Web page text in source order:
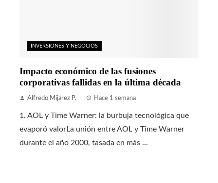
INVERSIONES Y NEGOCIOS
Impacto económico de las fusiones
corporativas fallidas en la última década
Alfredo Mijarez P. Hace 1 semana
1. AOL y Time Warner: la burbuja tecnológica que
evaporó valorLa unión entre AOL y Time Warner
durante el año 2000, tasada en más ...